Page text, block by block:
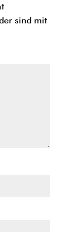
sind mit